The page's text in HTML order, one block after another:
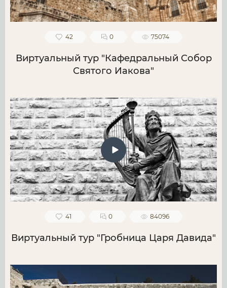
42 0 75074
Виртуальный тур "Кафедральный Собор
Святого Иакова"
41 0 84096
Виртуальный тур "Гробница Царя Давида"